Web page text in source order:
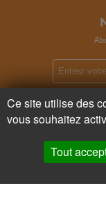
Pour votre santé,
Ce site utilise des
vous souhaitez
Tout